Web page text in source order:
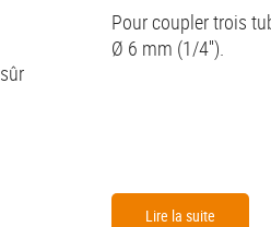
Pour coupler trois
Ø 6 mm (1/4'').
Lire la suite